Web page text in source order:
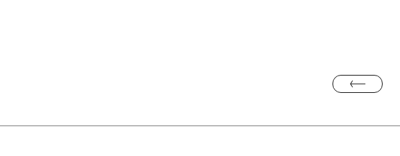
SCIENTIA & INTUITIO. WYSTAWA